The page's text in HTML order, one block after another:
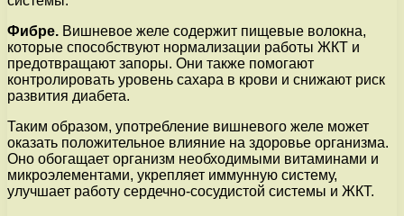
Фибре. Вишневое желе содержит пищевые волокна,
которые способствуют нормализации работы ЖКТ и
предотвращают запоры. Они также помогают
контролировать уровень сахара в крови и снижают риск
развития диабета.
Таким образом, употребление вишневого желе может
оказать положительное влияние на здоровье организма.
Оно обогащает организм необходимыми витаминами и
микроэлементами, укрепляет иммунную систему,
улучшает работу сердечно-сосудистой системы и ЖКТ.